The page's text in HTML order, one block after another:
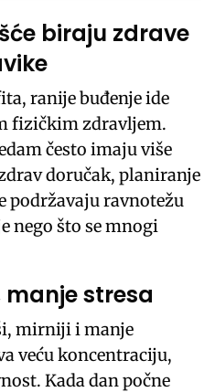
biraju zdrave
ranije buđenje ide
fizičkim zdravljem.
često imaju više
doručak, planiranje
podržavaju ravnotežu
nego što se mnogi
manje stresa
mirniji i manje
veću koncentraciju,
Kada dan počne